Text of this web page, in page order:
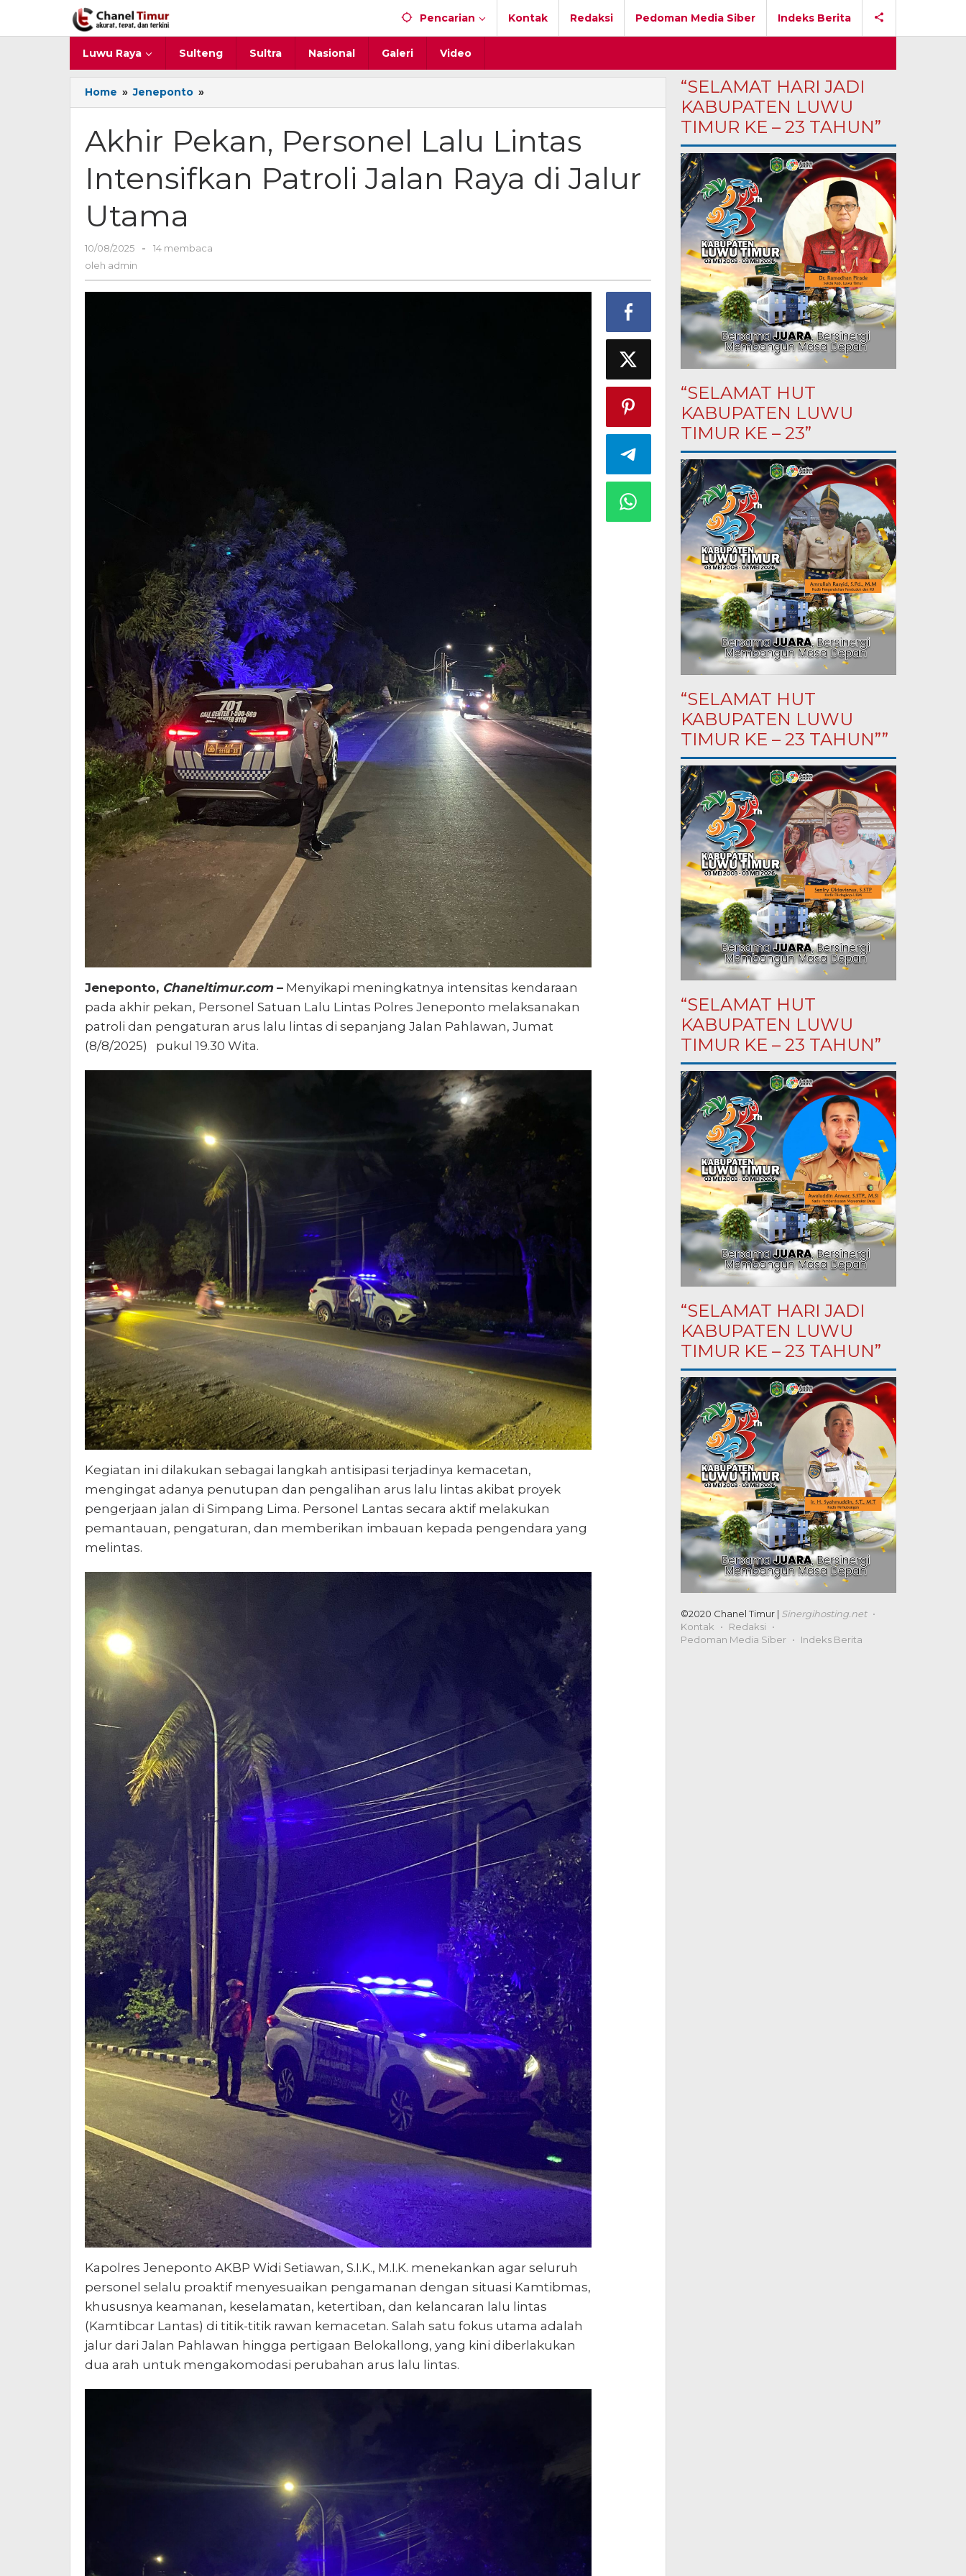
konten
Pencarian Kontak Redaksi Pedoman Media Siber Indeks Berita
Luwu Raya Sulteng Sultra Nasional Galeri Video
Home » Jeneponto »
Pekan,
Lalu
Lintas
Intensifkan
Patroli
Akhir Pekan, Personel Lalu Lintas
Intensifkan Patroli Jalan Raya di Jalur
Utama
10/08/2025
oleh
-
14 membaca
oleh admin
Jeneponto, Chaneltimur.com– Menyikapi meningkatnya intensitas kendaraan
pada akhir pekan, Personel Satuan Lalu Lintas Polres Jeneponto melaksanakan
patroli dan pengaturan arus lalu lintas di sepanjang Jalan Pahlawan, Jumat
(8/8/2025) pukul 19.30 Wita.
Kegiatan ini dilakukan sebagai langkah antisipasi terjadinya kemacetan,
mengingat adanya penutupan dan pengalihan arus lalu lintas akibat proyek
pengerjaan jalan di Simpang Lima. Personel Lantas secara aktif melakukan
pemantauan, pengaturan, dan memberikan imbauan kepada pengendara yang
melintas.
Kapolres Jeneponto AKBP Widi Setiawan, S.I.K., M.I.K. menekankan agar seluruh
personel selalu proaktif menyesuaikan pengamanan dengan situasi Kamtibmas,
khususnya keamanan, keselamatan, ketertiban, dan kelancaran lalu lintas
(Kamtibcar Lantas) di titik-titik rawan kemacetan. Salah satu fokus utama adalah
jalur dari Jalan Pahlawan hingga pertigaan Belokallong, yang kini diberlakukan
dua arah untuk mengakomodasi perubahan arus lalu lintas.
“SELAMAT HARI JADI
KABUPATEN LUWU
TIMUR KE – 23 TAHUN”
“SELAMAT HUT
KABUPATEN LUWU
TIMUR KE – 23”
“SELAMAT HUT
KABUPATEN LUWU
TIMUR KE – 23 TAHUN””
“SELAMAT HUT
KABUPATEN LUWU
TIMUR KE – 23 TAHUN”
“SELAMAT HARI JADI
KABUPATEN LUWU
TIMUR KE – 23 TAHUN”
©2020 Chanel Timur | Sinergihosting.net
Kontak
Redaksi
Pedoman Media Siber
Indeks Berita